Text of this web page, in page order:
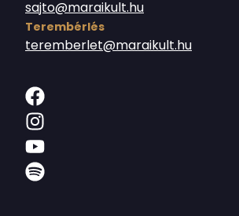
sajto@maraikult.hu
Terembérlés
teremberlet@maraikult.hu